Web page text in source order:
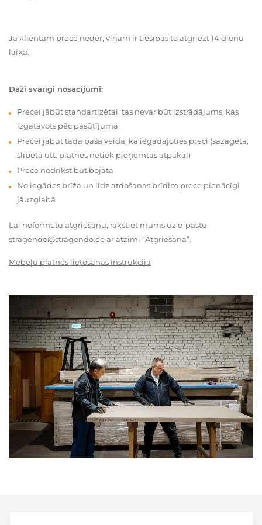
Ja klientam prece neder, viņam ir tiesības to atgriezt 14 dienu
laikā.
Daži svarīgi nosacījumi:
Precei jābūt standartizētai, tas nevar būt izstrādājums, kas
izgatavots pēc pasūtījuma
Precei jābūt tādā pašā veidā, kā iegādājoties preci (sazāģēta,
slīpēta utt. plātnes netiek pieņemtas atpakaļ)
Prece nedrīkst būt bojāta
No iegādes brīža un līdz atdošanas brīdim prece pienācīgi
jāuzglabā
Lai noformētu atgriešanu, rakstiet mums uz e-pastu
stragendo@stragendo.ee ar atzīmi “Atgriešana”.
Mēbeļu plātnes lietošanas instrukcija